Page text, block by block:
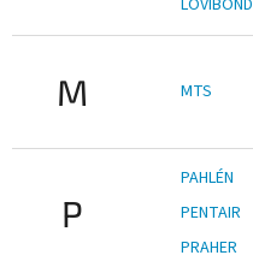
M MTS
P
PAHLÉN
PENTAIR
PRAHER